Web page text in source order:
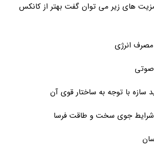
های زیر می توان گفت بهتر از کانکس
انرژی
سازه با توجه به ساختار قوی آن
شرایط جوی سخت و طاقت فرسا